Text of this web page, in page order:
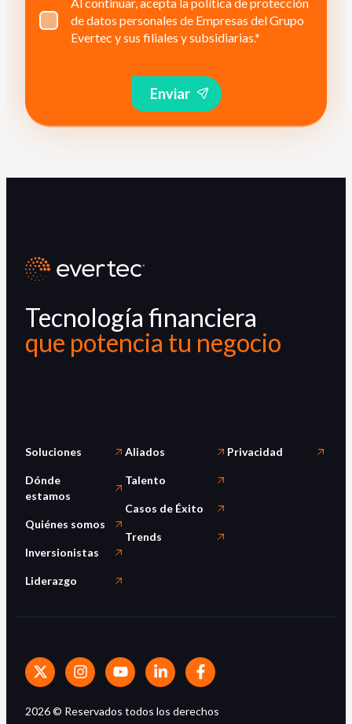
de datos personales de Empresas del Grupo
Evertec y sus filiales y subsidiarias.*
Enviar
Tecnología financiera
que potencia tu negocio
Soluciones
Dónde
estamos
Quiénes somos
Inversionistas
Liderazgo
Aliados
Talento
Casos de Éxito
Trends
Privacidad
2026© Reservados todos los derechos